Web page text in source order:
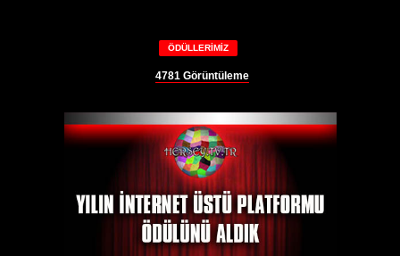
ÖDÜLLERIMIZ
4781 Görüntüleme